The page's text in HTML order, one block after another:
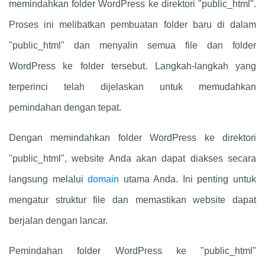
memindahkan folder WordPress ke direktori "public_html".
Proses ini melibatkan pembuatan folder baru di dalam
"public_html" dan menyalin semua file dan folder
WordPress ke folder tersebut. Langkah-langkah yang
terperinci telah dijelaskan untuk memudahkan
pemindahan dengan tepat.
Dengan memindahkan folder WordPress ke direktori
"public_html", website Anda akan dapat diakses secara
langsung melaluidomain utama Anda. Ini penting untuk
mengatur struktur file dan memastikan website dapat
berjalan dengan lancar.
Pemindahan folder WordPress ke "public_html"